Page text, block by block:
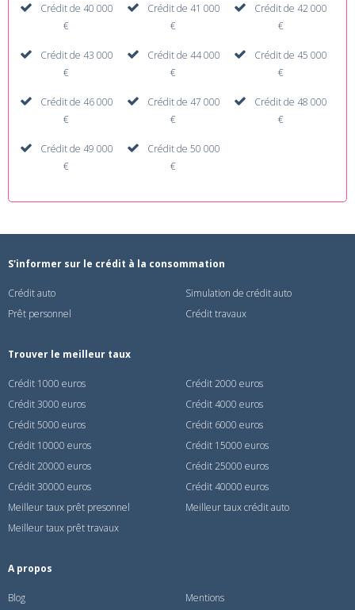
Crédit de 40 000
€
Crédit de 41 000
€
Crédit de 42 000
€
Crédit de 43 000
€
Crédit de 44 000
€
Crédit de 45 000
€
Crédit de 46 000
€
Crédit de 47 000
€
Crédit de 48 000
€
Crédit de 49 000
€
Crédit de 50 000
€
S'informer sur le crédit à la consommation
Crédit auto
Simulation de crédit auto
Prêt personnel
Crédit travaux
Trouver le meilleur taux
Crédit 1000 euros
Crédit 2000 euros
Crédit 3000 euros
Crédit 4000 euros
Crédit 5000 euros
Crédit 6000 euros
Crédit 10000 euros
Crédit 15000 euros
Crédit 20000 euros
Crédit 25000 euros
Crédit 30000 euros
Crédit 40000 euros
Meilleur taux prêt presonnel
Meilleur taux crédit auto
Meilleur taux prêt travaux
A propos
Blog Mentions